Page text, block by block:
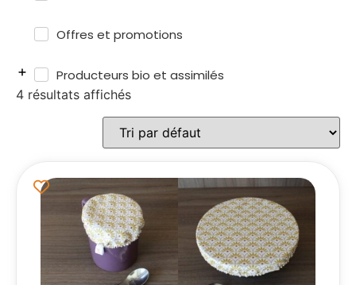
Offres et promotions
Producteurs bio et assimilés
4 résultats affichés